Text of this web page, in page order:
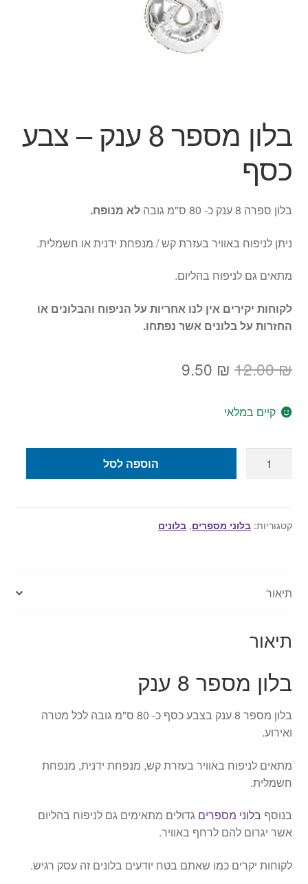
יצירה
צור קשר
החשבון שלי
סל קניות
בלון מספר 8 ענק – צבע
כסף
בלון ספרה 8 ענק כ- 80 ס"מ גובה לא מנופח.
ניתן לניפוח באוויר בעזרת קש / מנפחת ידנית או חשמלית.
מתאים גם לניפוח בהליום.
לקוחות יקירים אין לנו אחריות על הניפוח והבלונים או
החזרות על בלונים אשר נפתחו.
12.00₪
המחיר
היה:
12.00 ₪.
9.50 ₪
המחיר
9.50 ₪.
קיים במלאי
8
כסף
הוספה לסל
קטגוריות: בלוני מספרים, בלונים
תיאור
תיאור
בלון מספר 8 ענק
בלון מספר 8 ענק בצבע כסף כ- 80 ס"מ גובה לכל מטרה
ואירוע.
מתאים לניפוח באוויר בעזרת קש, מנפחת ידנית, מנפחת
חשמלית.
בנוסף בלוני מספרים גדולים מתאימים גם לניפוח בהליום
אשר יגרום להם לרחף באוויר.
לקוחות יקרים כמו שאתם בטח יודעים בלונים זה עסק רגיש.